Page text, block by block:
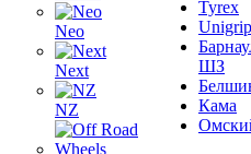
Neo
Next
NZ
Tyrex
Unigrip
ШЗ
Кама